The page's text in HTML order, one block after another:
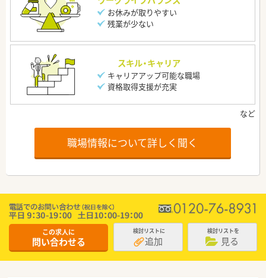
お休みが取りやすい
残業が少ない
スキル・キャリア
キャリアアップ可能な職場
資格取得支援が充実
職場情報について詳しく聞く
この求人に
問い合わせる
検討リストに
追加
検討リストを
見る